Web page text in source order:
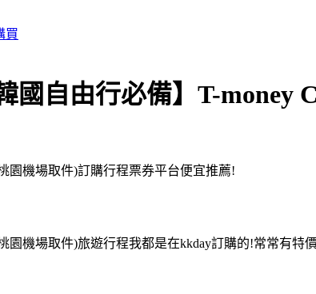
買
國自由行必備】T-money
園機場取件)訂購行程票券平台便宜推薦!
園機場取件)旅遊行程我都是在kkday訂購的!常常有特